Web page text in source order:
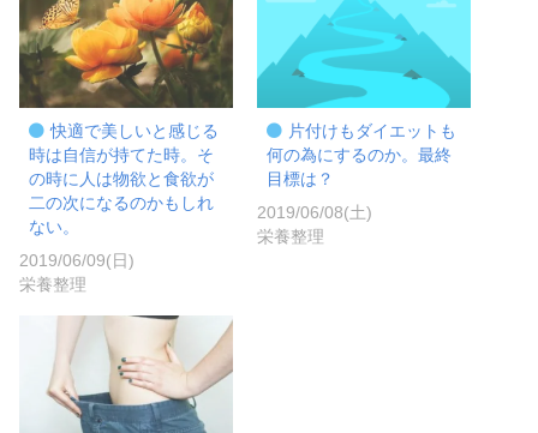
快適で美しいと感じる
時は自信が持てた時。そ
の時に人は物欲と食欲が
二の次になるのかもしれ
ない。
2019/06/09(日)
栄養整理
片付けもダイエットも
何の為にするのか。最終
目標は？
2019/06/08(土)
栄養整理